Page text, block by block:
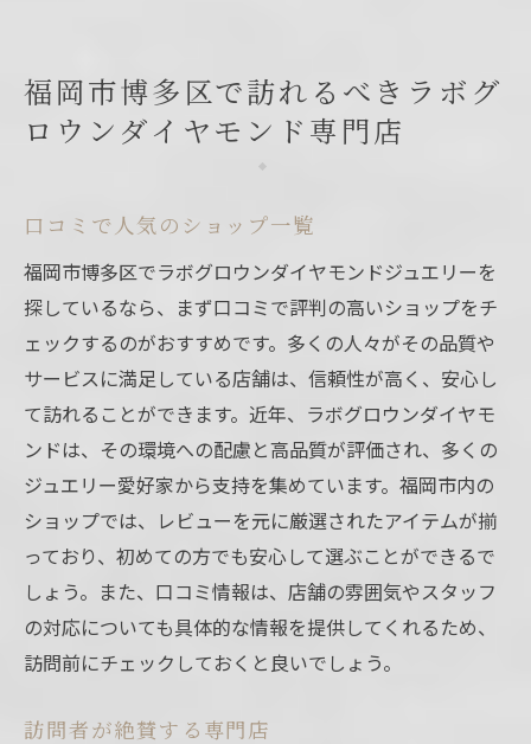
福岡市博多区で訪れるべきラボグ
ロウンダイヤモンド専門店
口コミで人気のショップ一覧
福岡市博多区でラボグロウンダイヤモンドジュエリーを
探しているなら、まず口コミで評判の高いショップをチ
ェックするのがおすすめです。多くの人々がその品質や
サービスに満足している店舗は、信頼性が高く、安心し
て訪れることができます。近年、ラボグロウンダイヤモ
ンドは、その環境への配慮と高品質が評価され、多くの
ジュエリー愛好家から支持を集めています。福岡市内の
ショップでは、レビューを元に厳選されたアイテムが揃
っており、初めての方でも安心して選ぶことができるで
しょう。また、口コミ情報は、店舗の雰囲気やスタッフ
の対応についても具体的な情報を提供してくれるため、
訪問前にチェックしておくと良いでしょう。
訪問者が絶賛する専門店